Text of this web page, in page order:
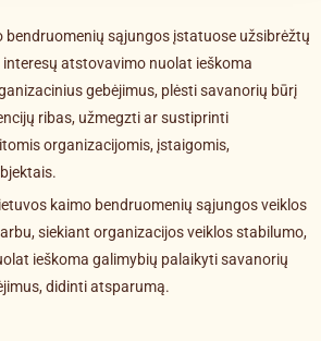
bendruomenių sąjungos įstatuose užsibrėžtų
atstovavimo nuolat ieškoma
gebėjimus, plėsti savanorių būrį
ribas, užmegzti ar sustiprinti
organizacijomis, įstaigomis,
kaimo bendruomenių sąjungos veiklos
siekiant organizacijos veiklos stabilumo,
ieškoma galimybių palaikyti savanorių
didinti atsparumą.